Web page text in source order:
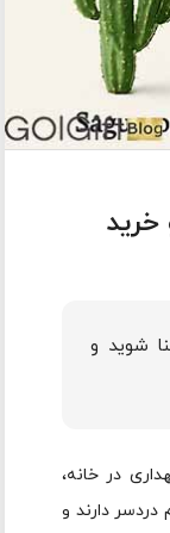
شوید و
در خانه،
دردسر دارند و